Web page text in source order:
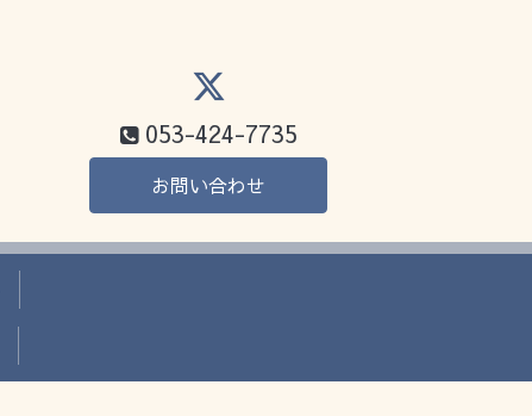
053-424-7735
お問い合わせ